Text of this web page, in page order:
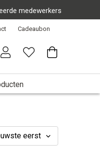
medewerkers
Cadeaubon